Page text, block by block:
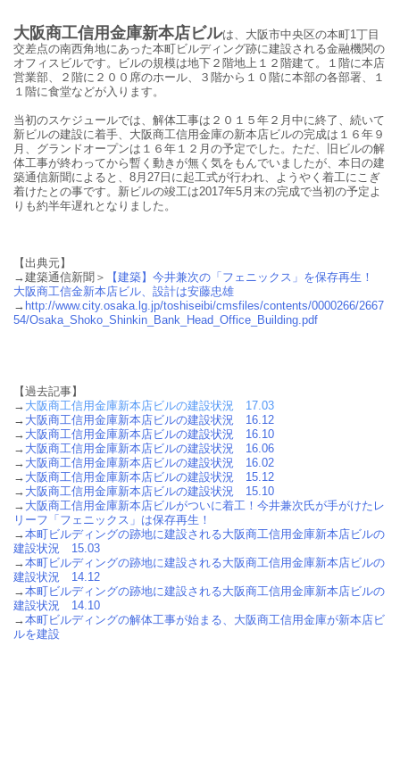
大阪商工信用金庫新本店ビルは、 大阪市中央区の本町1 丁目
交差点の南西角地にあった本町ビルディング跡に建設される金融機関の
オフィスビルです。
ビルの規模は地下２階地上１２階建て。１階に本店
営業部、２階に２００席のホール、３階から１０階に本部の各部署、１
１階に食堂などが入ります。
当初のスケジュールでは、 解体工事は２０１５年２月中に終了、続いて
新ビルの建設に着手、大阪商工信用金庫の新本店ビルの完成は１６年９
月、グランドオープンは１６年１２月の予定でした。ただ、旧ビルの解
体工事が終わってから暫く動きが無く気をもんでいましたが、本日の建
築通信新聞によると、8月27日に起工式が行われ、ようやく着工にこぎ
着けたとの事です。新ビルの竣工は2017年5 月末の完成で当初の予定よ
りも約半年遅れとなりました。
【出典元】
→建築通信新聞＞
【建築】今井兼次の「フェニックス」を保存再生！
大阪商工信金新本店ビル、設計は安藤忠雄
→ http://www.city.osaka.lg.jp/toshiseibi/cmsfiles/contents/0000266/2667
54/Osaka_Shoko_Shinkin_Bank_Head_Office_Building.pdf
【過去記事】
→ 大阪商工信用金庫新本店ビルの建設状況 17.03
→ 大阪商工信用金庫新本店ビルの建設状況 16.12
→ 大阪商工信用金庫新本店ビルの建設状況 16.10
→ 大阪商工信用金庫新本店ビルの建設状況 16.06
→ 大阪商工信用金庫新本店ビルの建設状況 16.02
→ 大阪商工信用金庫新本店ビルの建設状況 15.12
→ 大阪商工信用金庫新本店ビルの建設状況 15.10
→ 大阪商工信用金庫新本店ビルがついに着工！今井兼次氏が手がけたレ
リーフ「フェニックス」は保存再生！
→本町ビルディングの跡地に建設される大阪商工信用金庫新本店ビルの
建設状況 15.03
→本町ビルディングの跡地に建設される大阪商工信用金庫新本店ビルの
建設状況 14.12
→本町ビルディングの跡地に建設される大阪商工信用金庫新本店ビルの
建設状況 14.10
→本町ビルディングの解体工事が始まる、大阪商工信用金庫が新本店ビ
ルを建設